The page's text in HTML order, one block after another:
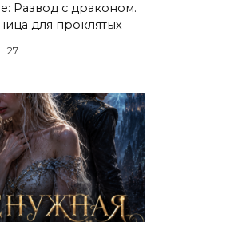
Развод с драконом.
для проклятых
27